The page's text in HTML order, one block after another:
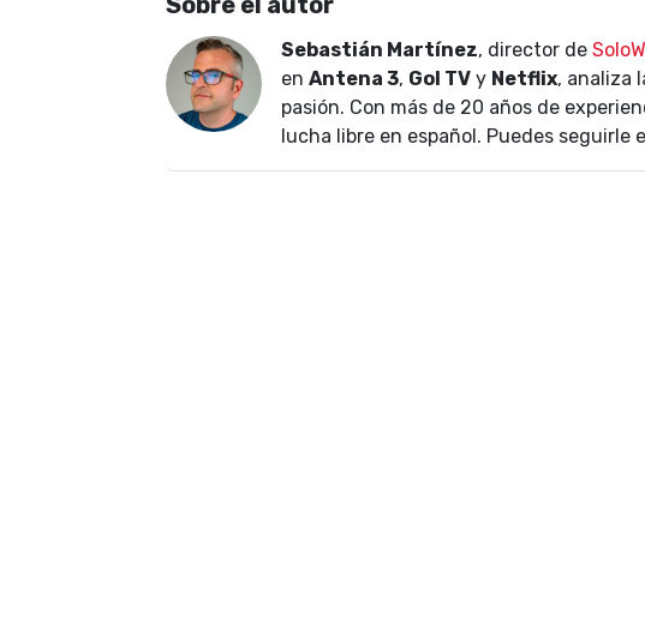
Sebastián Martínez, director de
en Antena 3, Gol TV y Netflix, analiza
pasión. Con más de 20 años de
lucha libre en español. Puedes seguirle